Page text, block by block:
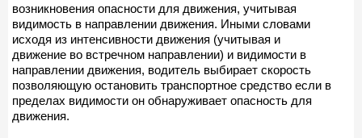
возникновения опасности для движения, учитывая
видимость в направлении движения. Иными словами
исходя из интенсивности движения (учитывая и
движение во встречном направлении) и видимости в
направлении движения, водитель выбирает скорость
позволяющую остановить транспортное средство если в
пределах видимости он обнаруживает опасность для
движения.